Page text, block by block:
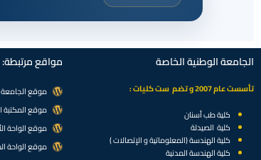
الجامعة الوطنية الخاصة
تأسست عام 2007 و تضم ست كليات :
كلية طب أسنان
كلية الصيدلة
كلية الهندسة (المعلوماتية و الإتصالات )
كلية الهندسة المدنية
مواقع مرتبطة:
موقع الجامعة
موقع المكتبة
موقع الواحة
موقع الواحة